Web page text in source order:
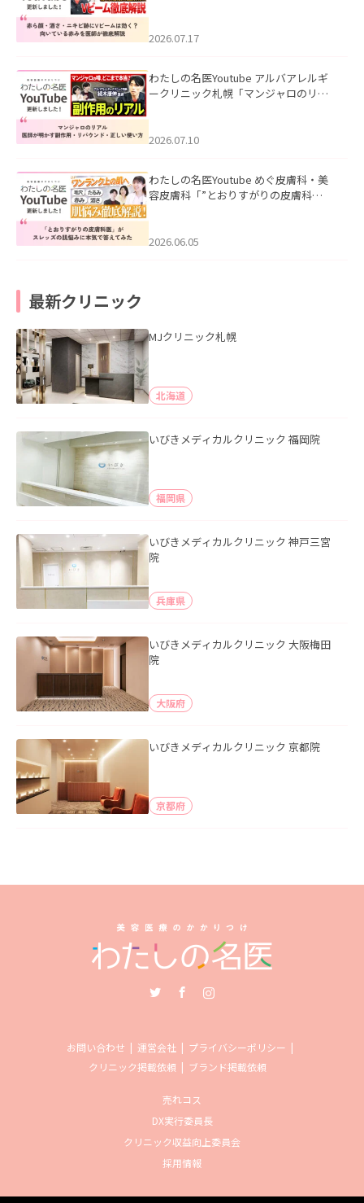
した。
2026.07.17
わたしの名医Youtube アルバアレルギ
ークリニック札幌「マンジャロのリア
た。
2026.07.10
わたしの名医Youtube めぐ皮膚科・美
容皮膚科「”とおりすがりの皮膚科
2026.06.05
最新クリニック
MJクリニック札幌
北海道
いびきメディカルクリニック 福岡院
福岡県
いびきメディカルクリニック 神戸三宮
院
兵庫県
いびきメディカルクリニック 大阪梅田
院
大阪府
いびきメディカルクリニック 京都院
京都府
お問い合わせ 運営会社
プライバシーポリシー
クリニック掲載依頼
ブランド掲載依頼
売れコス
DX実行委員長
クリニック収益向上委員会
採用情報